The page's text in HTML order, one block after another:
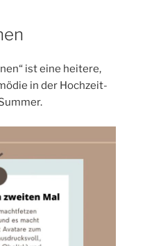
ist eine heitere,
in der Hochzeit-